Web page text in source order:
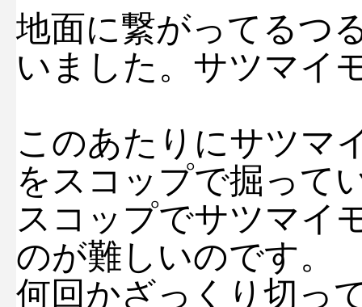
地面に繋がってるつ
いました。サツマイ
このあたりにサツマ
をスコップで掘って
スコップでサツマイ
のが難しいのです。
何回かざっくり切っ